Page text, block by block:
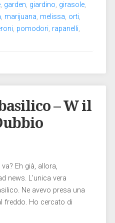
, garden, giardino, girasole,
, marijuana, melissa, orti,
, pomodori, rapanelli,
– W il
Eh già, allora,
news. L’unica vera
Ne avevo presa una
freddo. Ho cercato di